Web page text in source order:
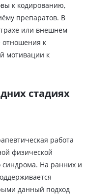
к кодированию,
препаратов. В
или внешнем
отношения к
мотивации к
стадиях
работа
физической
синдрома. На ранних и
данный подход